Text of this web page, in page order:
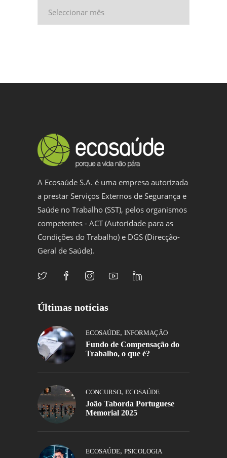
A Ecosaúde S.A. é uma empresa autorizada
a prestar Serviços Externos de Segurança e
Saúde no Trabalho (SST), pelos organismos
competentes - ACT (Autoridade para as
Condições do Trabalho) e DGS (Direcção-
Geral de Saúde).
Últimas notícias
ECOSAÚDE, INFORMAÇÃO
Fundo de Compensação do
Trabalho, o que é?
CONCURSO, ECOSAÚDE
João Taborda Portuguese
Memorial 2025
ECOSAÚDE, PSICOLOGIA